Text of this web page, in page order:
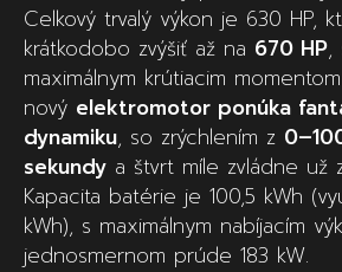
Celkový trvalý výkon je 630 HP,
krátkodobo zvýšiť až na 670 HP,
maximálnym krútiacim momentom
nový elektromotor ponúka
dynamiku, so zrýchlením z
sekundy a štvrt míle zvládne už
Kapacita batérie je 100,5 kWh
kWh), s maximálnym nabíjacím
jednosmernom prúde 183 kW.